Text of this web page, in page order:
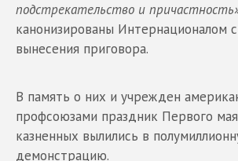
подстрекательство и
канонизированы Интернационалом
вынесения приговора.
В память о них и учрежден
профсоюзами праздник Первого
казненных вылились в
демонстрацию.